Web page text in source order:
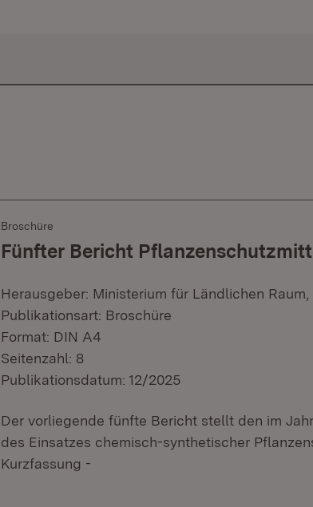
Broschüre
Fünfter Bericht
Herausgeber: Ministerium für Ländlichen
Publikationsart: Broschüre
Format: DIN A4
Seitenzahl: 8
Publikationsdatum: 12/2025
Der vorliegende fünfte Bericht stellt den im
des Einsatzes chemisch-synthetischer
Kurzfassung -